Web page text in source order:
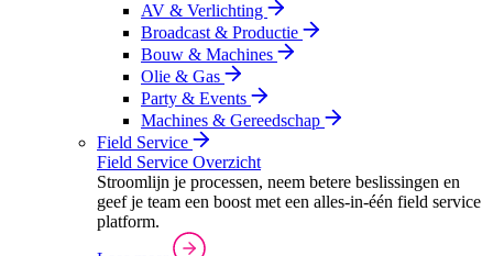
AV & Verlichting
Broadcast & Productie
Bouw & Machines
Olie & Gas
Party & Events
Machines & Gereedschap
Field Service
Field Service Overzicht
Stroomlijn je processen, neem betere beslissingen en
geef je team een boost met een alles-in-één field service
platform.